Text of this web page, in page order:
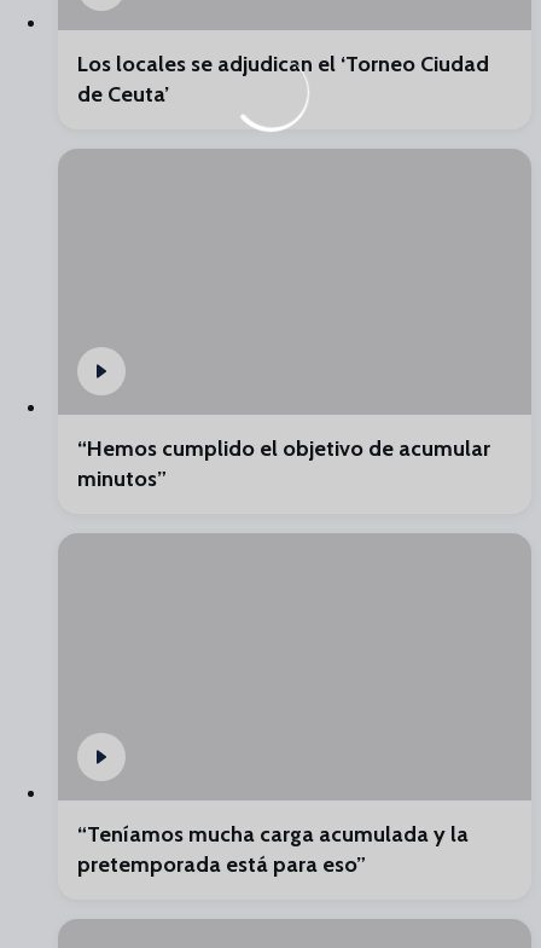
Los locales se adjudican el ‘Torneo Ciudad
de Ceuta’
“Hemos cumplido el objetivo de acumular
minutos”
“Teníamos mucha carga acumulada y la
pretemporada está para eso”